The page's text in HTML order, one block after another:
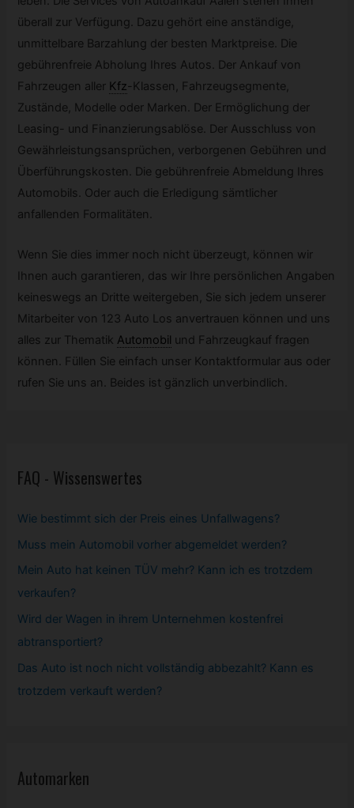
überall zur Verfügung. Dazu gehört eine anständige,
unmittelbare Barzahlung der besten Marktpreise. Die
gebührenfreie Abholung Ihres Autos. Der Ankauf von
Fahrzeugen aller Kfz- Klassen, Fahrzeugsegmente,
Zustände, Modelle oder Marken. Der Ermöglichung der
Leasing- und Finanzierungsablöse. Der Ausschluss von
Gewährleistungsansprüchen, verborgenen Gebühren und
Überführungskosten. Die gebührenfreie Abmeldung Ihres
Automobils. Oder auch die Erledigung sämtlicher
anfallenden Formalitäten.
Wenn Sie dies immer noch nicht überzeugt, können wir
Ihnen auch garantieren, das wir Ihre persönlichen Angaben
keineswegs an Dritte weitergeben, Sie sich jedem unserer
Mitarbeiter von 123 Auto Los anvertrauen können und uns
alles zur Thematik Automobil und Fahrzeugkauf fragen
können. Füllen Sie einfach unser Kontaktformular aus oder
rufen Sie uns an. Beides ist gänzlich unverbindlich.
FAQ - Wissenswertes
Wie bestimmt sich der Preis eines Unfallwagens?
Muss mein Automobil vorher abgemeldet werden?
Mein Auto hat keinen TÜV mehr? Kann ich es trotzdem
verkaufen?
Wird der Wagen in ihrem Unternehmen kostenfrei
abtransportiert?
Das Auto ist noch nicht vollständig abbezahlt? Kann es
trotzdem verkauft werden?
Automarken